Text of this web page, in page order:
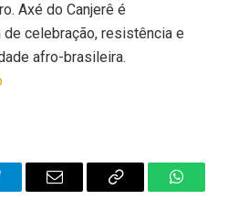
Axé do Canjerê é
celebração, resistência e
afro-brasileira.
Email Copy